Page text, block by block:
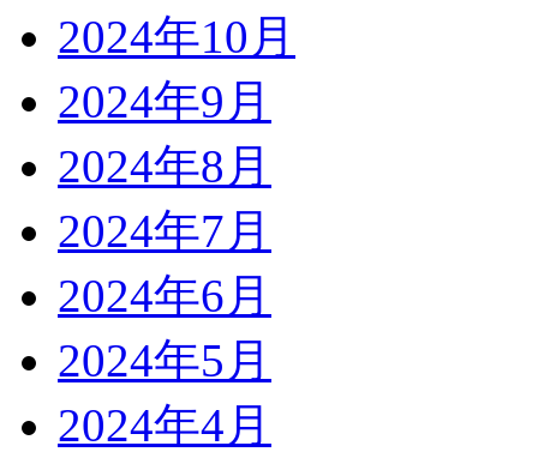
2024年10月
2024年9月
2024年8月
2024年7月
2024年6月
2024年5月
2024年4月